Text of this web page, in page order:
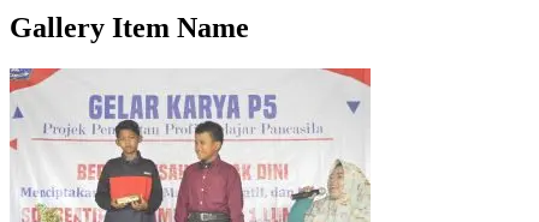
Gallery Item Name